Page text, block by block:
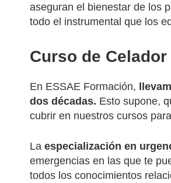
aseguran el bienestar de los
todo el instrumental que los
Curso de
En ESSAE Formación,
dos décadas. Esto supone,
cubrir en nuestros cursos
La especialización en
emergencias en las que te
todos los conocimientos